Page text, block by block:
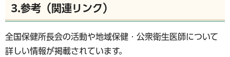
3.参考（関連リンク）
全国保健所長会の活動や地域保健・公衆衛生医師について
詳しい情報が掲載されています。